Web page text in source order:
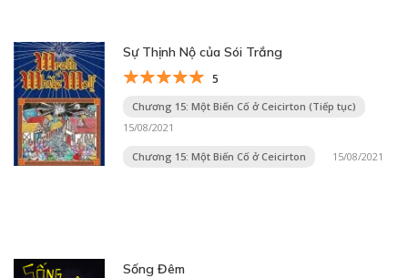
Sự Thịnh Nộ của Sói Trắng
5
Chương 15: Một Biến Cố ở Ceicirton (Tiếp tục)
15/08/2021
Chương 15: Một Biến Cố ở Ceicirton 15/08/2021
Sống Đêm